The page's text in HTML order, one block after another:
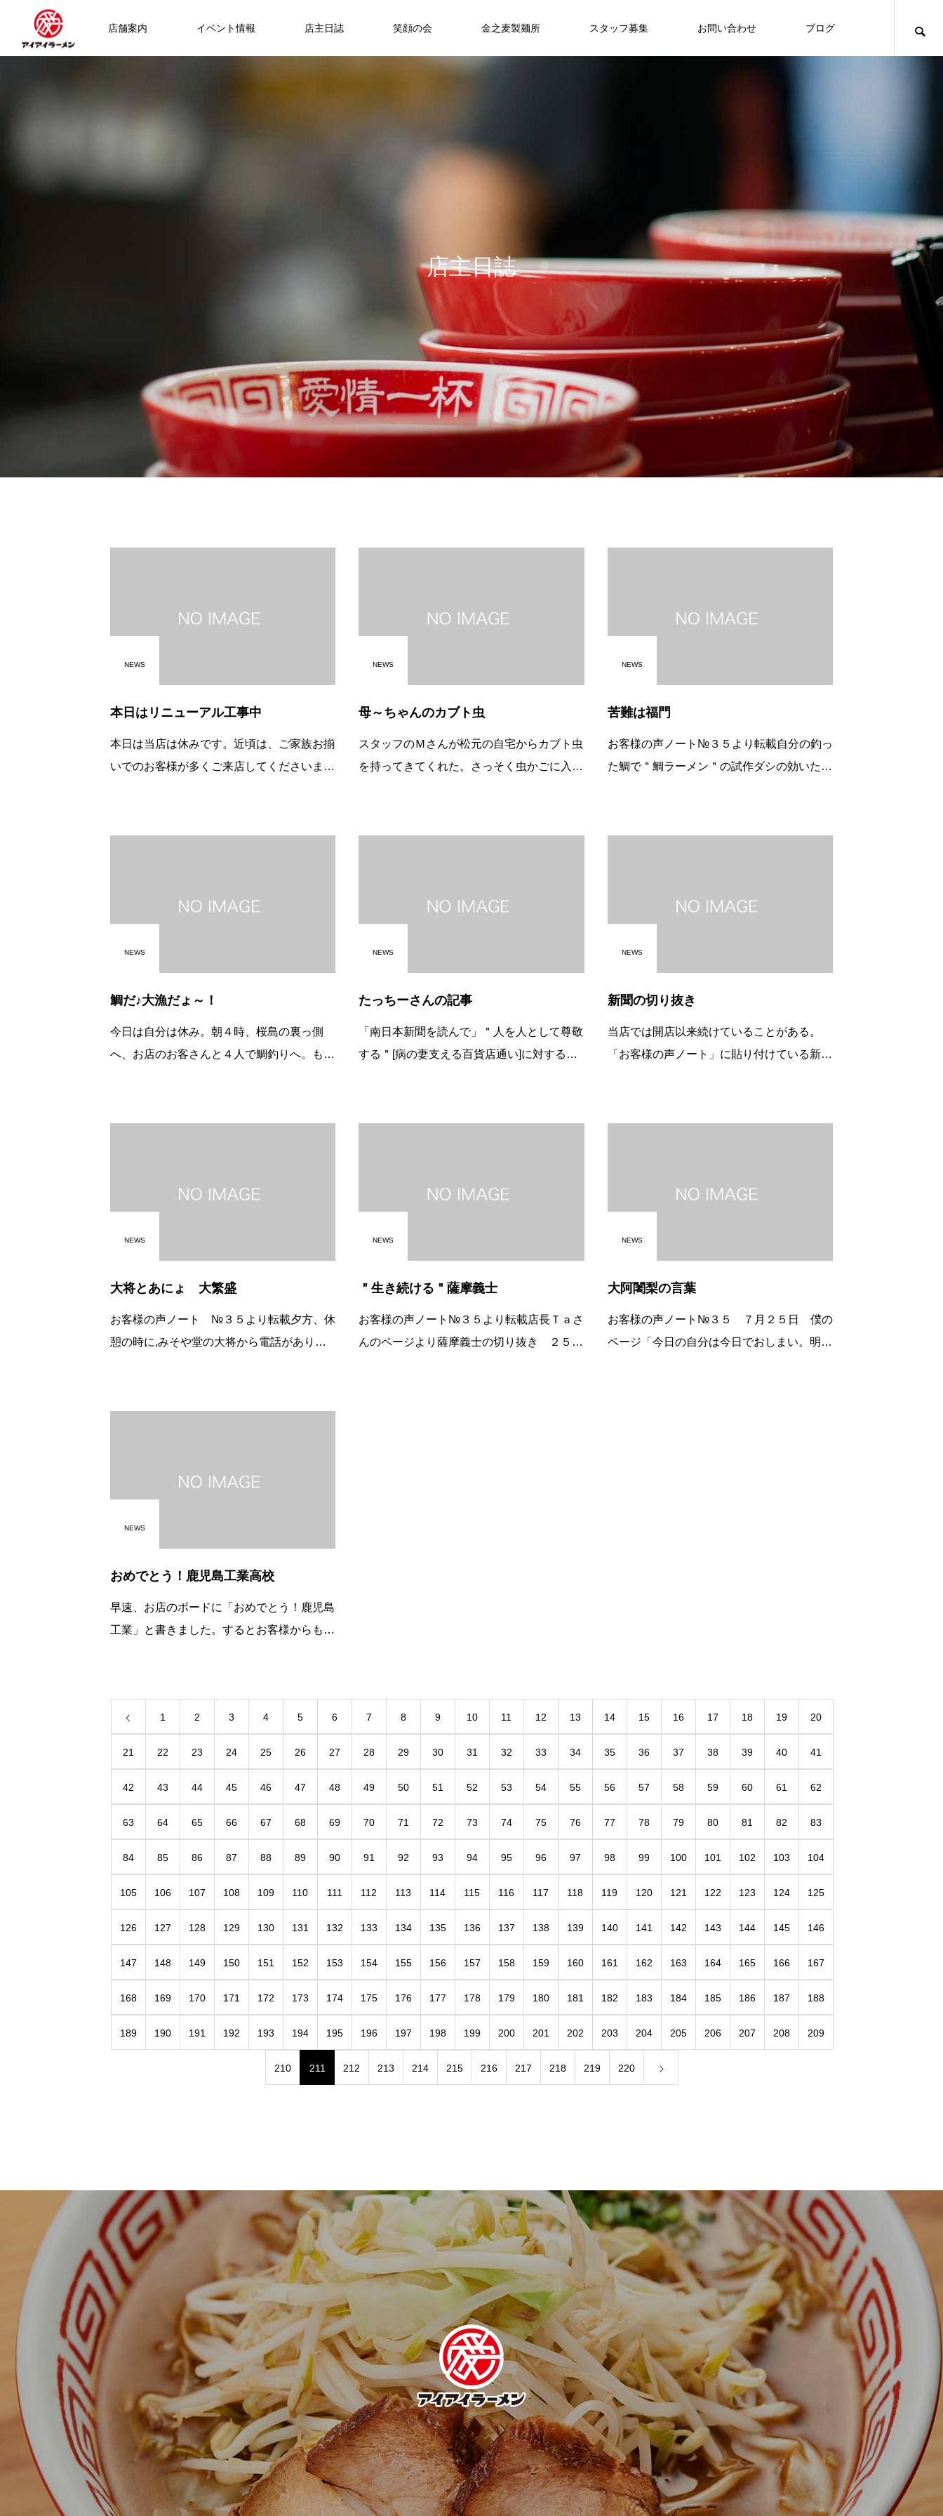
店舗案内 イベント情報 店主日誌 笑顔の会 金之麦製麺所 スタッフ募集 お問い合わせ ブログ
店主日誌
NEWS
本日はリニューアル工事中
本日は当店は休みです。近頃は、ご家族お揃
いでのお客様が多くご来店してくださいま
で、休みの今日、わずかではありますが座敷
NEWS
母～ちゃんのカブト虫
スタッフのＭさんが松元の自宅からカブト虫
を持ってきてくれた。さっそく虫かごに入れ
げるよ！」「ボク、たくさん食べたよ～。」
NEWS
苦難は福門
お客様の声ノート№３５より転載自分の釣っ
た鯛で＂鯛ラーメン＂の試作ダシの効いたＷ
の「苦難は福門」座右の銘にいつも自分に言
NEWS
鯛だ♪大漁だょ～！
今日は自分は休み。朝４時、桜島の裏っ側
へ、お店のお客さんと４人で鯛釣りへ。もう
らないですね。大きな鯛（ちご鯛と聞いたよ
NEWS
たっちーさんの記事
「南日本新聞を読んで」＂人を人として尊敬
する＂[病の妻支える百貨店通い]に対する記
瞬間、なんかジ～ンときました。「今まで
NEWS
新聞の切り抜き
当店では開店以来続けていることがある。
「お客様の声ノート」に貼り付けている新聞
を引くまず縦がＡ４位の大きさの項目の記事
NEWS
大将とあにょ 大繁盛
お客様の声ノート №３５より転載夕方、休
憩の時に,みそや堂の大将から電話がありま
千葉からは一軒目のあにょが電話、東武百貨
NEWS
＂生き続ける＂薩摩義士
お客様の声ノート№３５より転載店長Ｔａさ
んのページより薩摩義士の切り抜き ２５０
NEWS
大阿闍梨の言葉
お客様の声ノート№３５ ７月２５日 僕の
ページ「今日の自分は今日でおしまい。明日
NEWS
おめでとう！鹿児島工業高校
早速、お店のボードに「おめでとう！鹿児島
工業」と書きました。するとお客様からも
闘、祈ります！
1 2 3 4 5 6 7 8 9 10 11 12 13 14 15 16 17 18 19 20
21 22 23 24 25 26 27 28 29 30 31 32 33 34 35 36 37 38 39 40 41
42 43 44 45 46 47 48 49 50 51 52 53 54 55 56 57 58 59 60 61 62
63 64 65 66 67 68 69 70 71 72 73 74 75 76 77 78 79 80 81 82 83
84 85 86 87 88 89 90 91 92 93 94 95 96 97 98 99 100 101 102 103 104
105 106 107 108 109 110 111 112 113 114 115 116 117 118 119 120 121 122 123 124 125
126 127 128 129 130 131 132 133 134 135 136 137 138 139 140 141 142 143 144 145 146
147 148 149 150 151 152 153 154 155 156 157 158 159 160 161 162 163 164 165 166 167
168 169 170 171 172 173 174 175 176 177 178 179 180 181 182 183 184 185 186 187 188
189 190 191 192 193 194 195 196 197 198 199 200 201 202 203 204 205 206 207 208 209
210 211 212 213 214 215 216 217 218 219 220